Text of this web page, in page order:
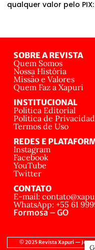
qualquer valor pelo PIX:
SOBRE A REVISTA
Quem Somos
Nossa História
Missão e Valores
Quem Faz a Xapuri
INSTITUCIONAL
Política Editorial
Política de
Termos de Uso
REDES E
Instagram
Facebook
YouTube
Twitter
CONTATO
E-mail:
WhatsApp: +55 61
Formosa – GO
© 2025 Revista Xapuri —